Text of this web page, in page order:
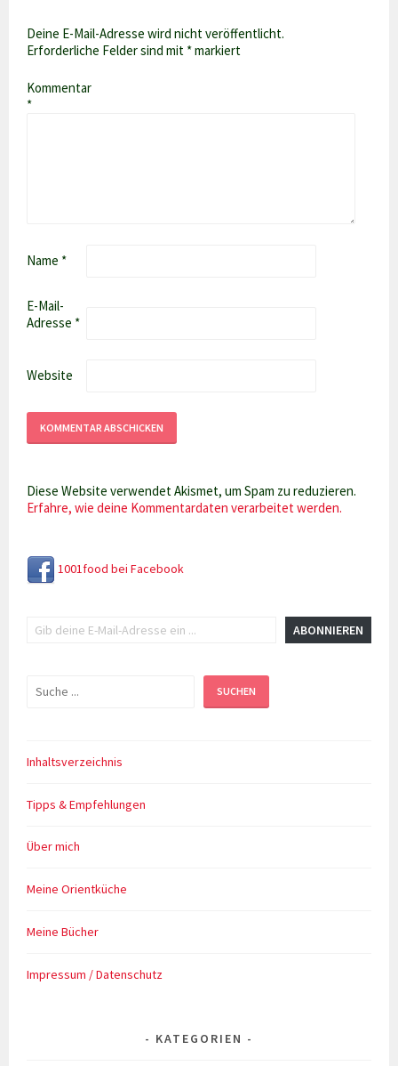
Deine E-Mail-Adresse wird nicht veröffentlicht.
Erforderliche Felder sind mit *markiert
Kommentar
*
Name *
E-Mail-
Adresse *
Website
Diese Website verwendet Akismet, um Spam zu reduzieren.
Erfahre, wie deine Kommentardaten verarbeitet werden.
1001food bei Facebook
ABONNIEREN
Suchen SUCHEN
Inhaltsverzeichnis
Tipps & Empfehlungen
Über mich
Meine Orientküche
Meine Bücher
Impressum / Datenschutz
KATEGORIEN